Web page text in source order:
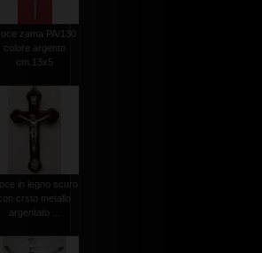
zama PA/130
colore argento
cm.13x5
in legno scuro
crsto metallo
argentato ...